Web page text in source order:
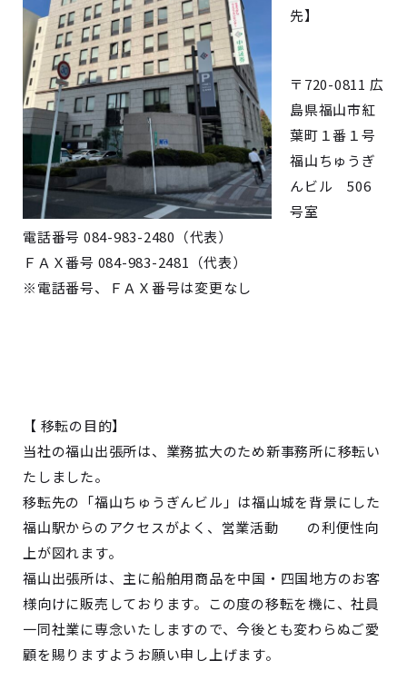
先】
〒720-0811 広
島県福山市紅
葉町１番１号
福山ちゅうぎ
んビル 506
号室
電話番号 084-983-2480（代表）
ＦＡＸ番号 084-983-2481（代表）
※電話番号、ＦＡＸ番号は変更なし
【 移転の目的】
当社の福山出張所は、業務拡大のため新事務所に移転い
たしました。
移転先の「福山ちゅうぎんビル」は福山城を背景にした
福山駅からのアクセスがよく、営業活動 の利便性向
上が図れます。
福山出張所は、主に船舶用商品を中国・四国地方のお客
様向けに販売しております。この度の移転を機に、社員
一同社業に専念いたしますので、今後とも変わらぬご愛
顧を賜りますようお願い申し上げます。